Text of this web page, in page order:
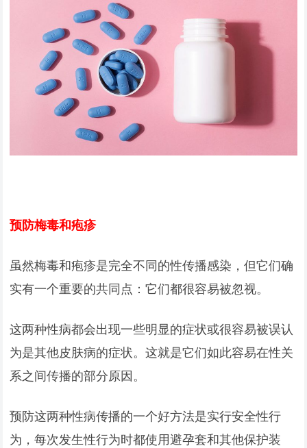
预防梅毒和疱疹
虽然梅毒和疱疹是完全不同的性传播感染，但它们确
实有一个重要的共同点：它们都很容易被忽视。
这两种性病都会出现一些明显的症状或很容易被误认
为是其他皮肤病的症状。这就是它们如此容易在性关
系之间传播的部分原因。
预防这两种性病传播的一个好方法是实行安全性行
为，每次发生性行为时都使用避孕套和其他保护装